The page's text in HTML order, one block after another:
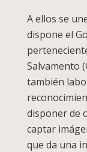
A ellos se
dispone el
Salvamento
también
disponer de
captar
que da una